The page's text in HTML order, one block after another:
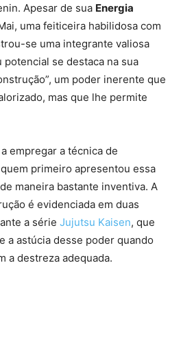
Apesar de sua Energia
uma feiticeira habilidosa com
se uma integrante valiosa
potencial se destaca na sua
um poder inerente que
mas que lhe permite
empregar a técnica de
primeiro apresentou essa
maneira bastante inventiva. A
é evidenciada em duas
a série Jujutsu Kaisen, que
a astúcia desse poder quando
a destreza adequada.